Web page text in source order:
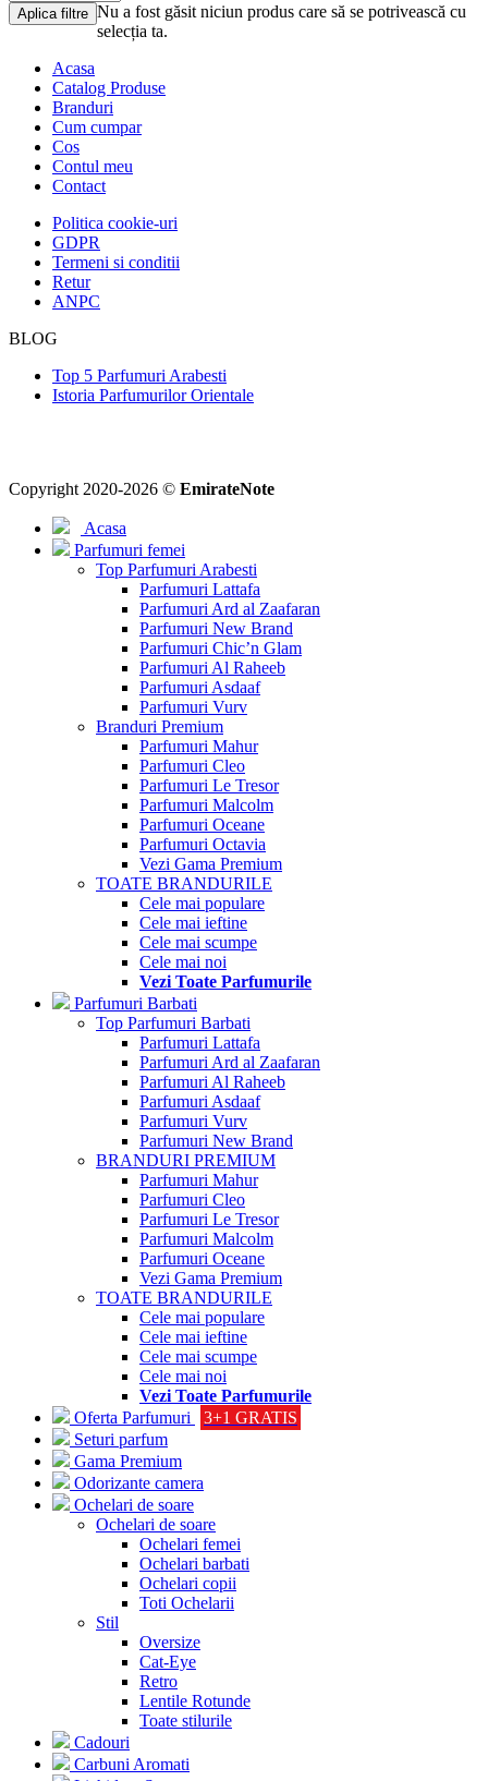
Aplica filtre Nu a fost găsit niciun produs care să se potrivească cu
selecția ta.
Acasa
Catalog Produse
Branduri
Cum cumpar
Cos
Contul meu
Contact
Politica cookie-uri
GDPR
Termeni si conditii
Retur
ANPC
BLOG
Top 5 Parfumuri Arabesti
Istoria Parfumurilor Orientale
Copyright 2020-2026 © EmirateNote
Acasa
Parfumuri femei
Top Parfumuri Arabesti
Parfumuri Lattafa
Parfumuri Ard al Zaafaran
Parfumuri New Brand
Parfumuri Chic’n Glam
Parfumuri Al Raheeb
Parfumuri Asdaaf
Parfumuri Vurv
Branduri Premium
Parfumuri Mahur
Parfumuri Cleo
Parfumuri Le Tresor
Parfumuri Malcolm
Parfumuri Oceane
Parfumuri Octavia
Vezi Gama Premium
TOATE BRANDURILE
Cele mai populare
Cele mai ieftine
Cele mai scumpe
Cele mai noi
Vezi Toate Parfumurile
Parfumuri Barbati
Top Parfumuri Barbati
Parfumuri Lattafa
Parfumuri Ard al Zaafaran
Parfumuri Al Raheeb
Parfumuri Asdaaf
Parfumuri Vurv
Parfumuri New Brand
BRANDURI PREMIUM
Parfumuri Mahur
Parfumuri Cleo
Parfumuri Le Tresor
Parfumuri Malcolm
Parfumuri Oceane
Vezi Gama Premium
TOATE BRANDURILE
Cele mai populare
Cele mai ieftine
Cele mai scumpe
Cele mai noi
Vezi Toate Parfumurile
Oferta Parfumuri
3+1 GRATIS
Seturi parfum
Gama Premium
Odorizante camera
Ochelari de soare
Ochelari de soare
Ochelari femei
Ochelari barbati
Ochelari copii
Toti Ochelarii
Stil
Oversize
Cat-Eye
Retro
Lentile Rotunde
Toate stilurile
Cadouri
Carbuni Aromati